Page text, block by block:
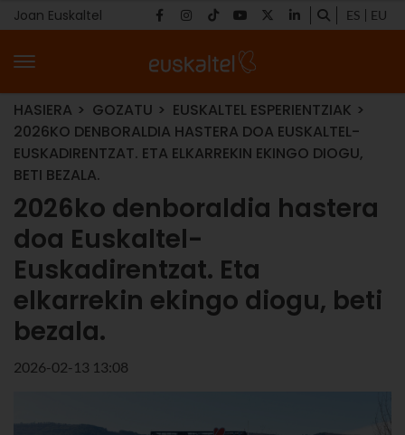
Joan Euskaltel ES EU
HASIERA GOZATU
EUSKALTEL ESPERIENTZIAK
2026KO DENBORALDIA HASTERA DOA EUSKALTEL-
EUSKADIRENTZAT. ETA ELKARREKIN EKINGO DIOGU,
BETI BEZALA.
2026ko denboraldia hastera
doa Euskaltel-
Euskadirentzat. Eta
elkarrekin ekingo diogu, beti
bezala.
2026-02-13 13:08